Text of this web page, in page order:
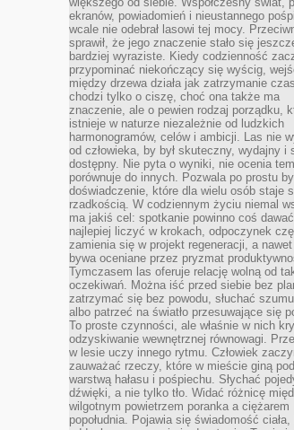
ekranów, powiadomień i nieustannego
wcale nie odebrał lasowi tej mocy.
sprawił, że jego znaczenie stało się
bardziej wyraziste. Kiedy codzienność
przypominać niekończący się wyścig,
między drzewa działa jak zatrzymanie
chodzi tylko o ciszę, choć ona także ma
znaczenie, ale o pewien rodzaj porządku,
istnieje w naturze niezależnie od ludzkich
harmonogramów, celów i ambicji. Las nie
od człowieka, by był skuteczny, wydajny i
dostępny. Nie pyta o wyniki, nie ocenia
porównuje do innych. Pozwala po prostu
doświadczenie, które dla wielu osób staje
rzadkością. W codziennym życiu niemal
ma jakiś cel: spotkanie powinno coś
najlepiej liczyć w krokach, odpoczynek
zamienia się w projekt regeneracji, a
bywa oceniane przez pryzmat
Tymczasem las oferuje relację wolną od
oczekiwań. Można iść przed siebie bez
zatrzymać się bez powodu, słuchać szumu
albo patrzeć na światło przesuwające się
To proste czynności, ale właśnie w nich
odzyskiwanie wewnętrznej równowagi.
w lesie uczy innego rytmu. Człowiek
zauważać rzeczy, które w mieście giną pod
warstwą hałasu i pośpiechu. Słychać
dźwięki, a nie tylko tło. Widać różnicę
wilgotnym powietrzem poranka a ciężarem
popołudnia. Pojawia się świadomość ciała,